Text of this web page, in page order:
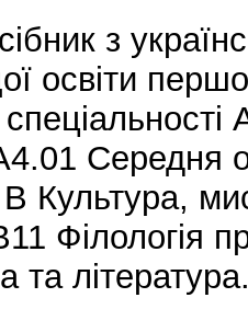
з
освіти
Середня
В Культура,
Філологія
та